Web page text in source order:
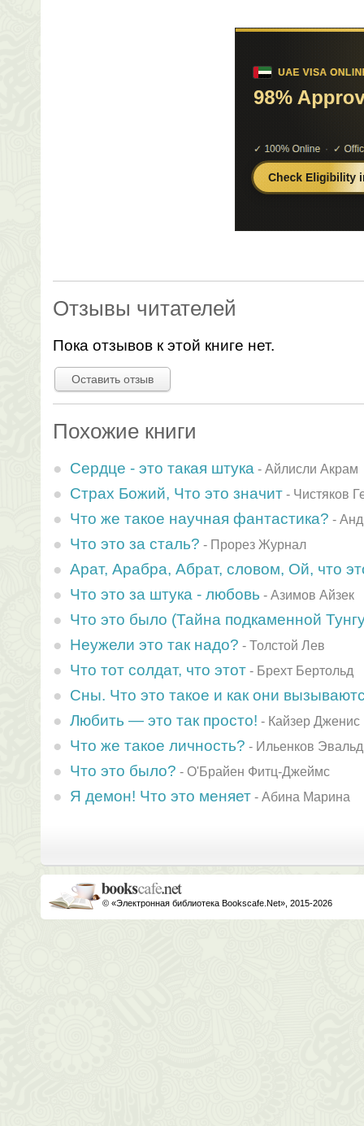
Отзывы читателей
Пока отзывов к этой книге нет.
Оставить отзыв
Похожие книги
Сердце - это такая штука - Айлисли Акрам
Страх Божий, Что это значит - Чистяков
Что же такое научная фантастика? -
Что это за сталь? - Прорез Журнал
Арат, Арабра, Абрат, словом, Ой, что
Что это за штука - любовь - Азимов Айзек
Что это было (Тайна подкаменной
Неужели это так надо? - Толстой Лев
Что тот солдат, что этот - Брехт Бертольд
Сны. Что это такое и как они
Любить — это так просто! - Кайзер Дженис
Что же такое личность? - Ильенков Эвальд
Что это было? - О'Брайен Фитц-Джеймс
Я демон! Что это меняет - Абина Марина
© «Электронная библиотека Bookscafe.Net», 2015-2026